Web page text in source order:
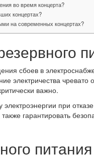
во время концерта?
концертах?
на современных концертах?
сбоев в
электричества чревато
важно.
при
гарантировать